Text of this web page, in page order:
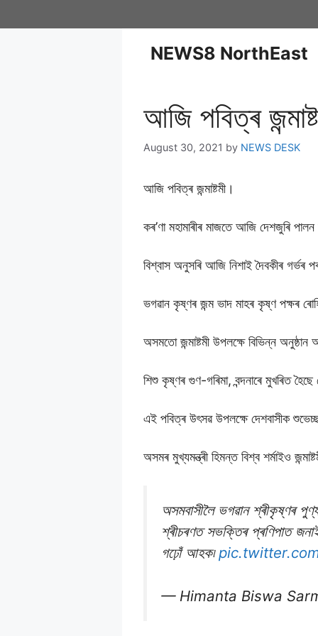
NEWS8 NorthEast
আজি পবিত্ৰ
August 30, 2021 by NEWS DESK
আজি পবিত্ৰ জন্মাষ্টমী।
কৰ’ণা মহামাৰীৰ মাজতে আজি দেশজুৰি পালন
বিশ্বাস অনুসৰি আজি নিশাই দৈবকীৰ গৰ্ভৰ
ভগৱান কৃষ্ণৰ জন্ম ভাদ মাহৰ কৃষ্ণ পক্ষৰ
অসমতো জন্মাষ্টমী উপলক্ষে বিভিন্ন
শিশু কৃষ্ণৰ গুণ-গৰিমা, বন্দনাৰে মুখৰিত হৈছে
এই পবিত্ৰ উৎসৱ উপলক্ষে দেশবাসীক
অসমৰ মুখ্যমন্ত্ৰী হিমন্ত বিশ্ব শৰ্মাইও
অসমবাসীলৈ ভগৱান শ্ৰীকৃষ্ণৰ
শ্ৰীচৰণত সভক্তিৰ প্ৰণিপাত
গঢ়োঁ আহক৷
— Himanta Biswa